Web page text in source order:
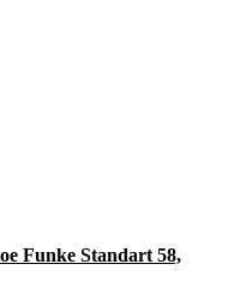
Funke Standart 58,